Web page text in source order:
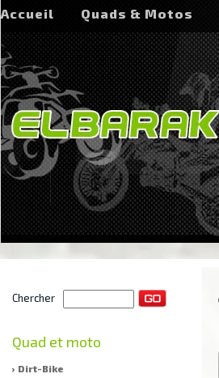
Accueil Quads & Motos
Chercher
Quad et moto
› Dirt-Bike